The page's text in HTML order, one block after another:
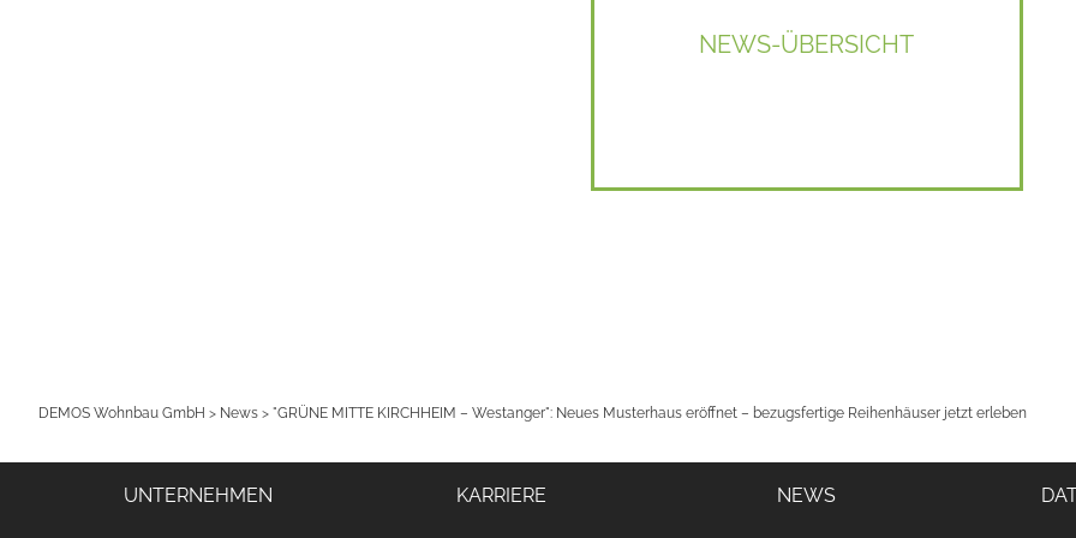
NEWS-ÜBERSICHT
DEMOS Wohnbau GmbH > News > "GRÜNE MITTE KIRCHHEIM – Westanger": Neues Musterhaus eröffnet – bezugsfertige Reihenhäuser jetzt erleben
UNTERNEHMEN KARRIERE NEWS